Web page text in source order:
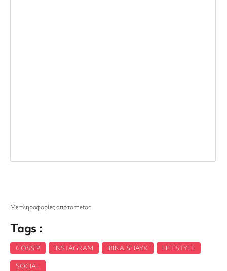
Με πληροφορίες από το thetoc
Tags :
GOSSIP INSTAGRAM IRINA SHAYK LIFESTYLE
SOCIAL